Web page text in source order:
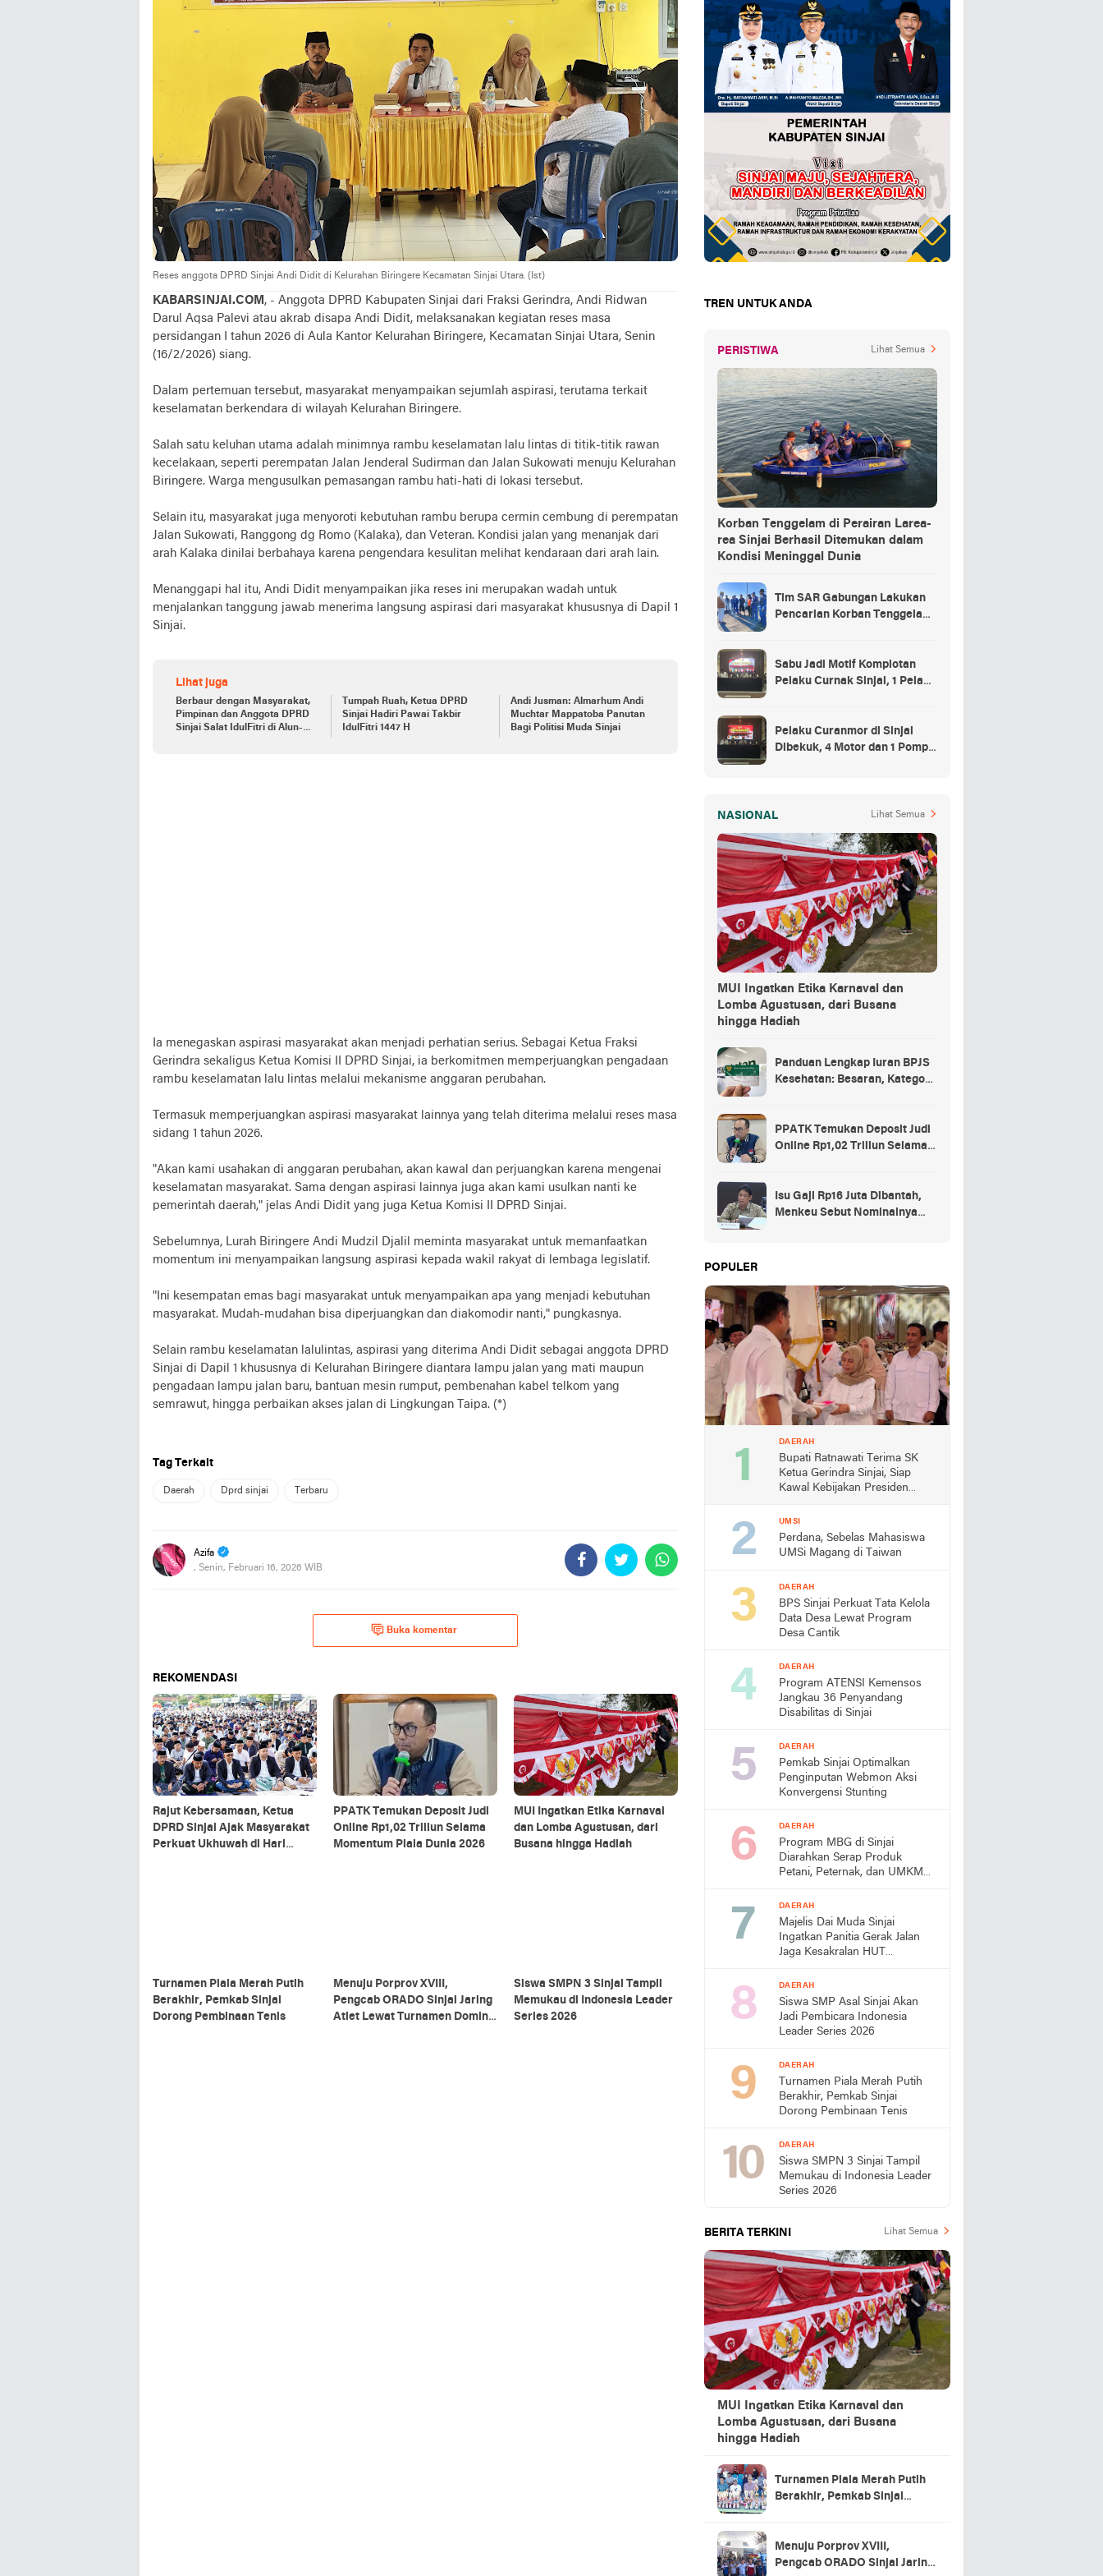
Reses anggota DPRD Sinjai Andi Didit di Kelurahan Biringere Kecamatan Sinjai Utara. (Ist)
KABARSINJAI.COM, - Anggota DPRD Kabupaten Sinjai dari Fraksi Gerindra, Andi Ridwan
Darul Aqsa Palevi atau akrab disapa Andi Didit, melaksanakan kegiatan reses masa
persidangan I tahun 2026 di Aula Kantor Kelurahan Biringere, Kecamatan Sinjai Utara, Senin
(16/2/2026) siang.
Dalam pertemuan tersebut, masyarakat menyampaikan sejumlah aspirasi, terutama terkait
keselamatan berkendara di wilayah Kelurahan Biringere.
Salah satu keluhan utama adalah minimnya rambu keselamatan lalu lintas di titik-titik rawan
kecelakaan, seperti perempatan Jalan Jenderal Sudirman dan Jalan Sukowati menuju Kelurahan
Biringere. Warga mengusulkan pemasangan rambu hati-hati di lokasi tersebut.
Selain itu, masyarakat juga menyoroti kebutuhan rambu berupa cermin cembung di perempatan
Jalan Sukowati, Ranggong dg Romo (Kalaka), dan Veteran. Kondisi jalan yang menanjak dari
arah Kalaka dinilai berbahaya karena pengendara kesulitan melihat kendaraan dari arah lain.
Menanggapi hal itu, Andi Didit menyampaikan jika reses ini merupakan wadah untuk
menjalankan tanggung jawab menerima langsung aspirasi dari masyarakat khususnya di Dapil 1
Sinjai.
Lihat juga
Berbaur dengan Masyarakat,
Pimpinan dan Anggota DPRD
Sinjai Salat IdulFitri di Alun-
Tumpah Ruah, Ketua DPRD
Sinjai Hadiri Pawai Takbir
IdulFitri 1447 H
Andi Jusman: Almarhum Andi
Muchtar Mappatoba Panutan
Bagi Politisi Muda Sinjai
Ia menegaskan aspirasi masyarakat akan menjadi perhatian serius. Sebagai Ketua Fraksi
Gerindra sekaligus Ketua Komisi II DPRD Sinjai, ia berkomitmen memperjuangkan pengadaan
rambu keselamatan lalu lintas melalui mekanisme anggaran perubahan.
Termasuk memperjuangkan aspirasi masyarakat lainnya yang telah diterima melalui reses masa
sidang 1 tahun 2026.
"Akan kami usahakan di anggaran perubahan, akan kawal dan perjuangkan karena mengenai
keselamatan masyarakat. Sama dengan aspirasi lainnya juga akan kami usulkan nanti ke
pemerintah daerah," jelas Andi Didit yang juga Ketua Komisi II DPRD Sinjai.
Sebelumnya, Lurah Biringere Andi Mudzil Djalil meminta masyarakat untuk memanfaatkan
momentum ini menyampaikan langsung aspirasi kepada wakil rakyat di lembaga legislatif.
"Ini kesempatan emas bagi masyarakat untuk menyampaikan apa yang menjadi kebutuhan
masyarakat. Mudah-mudahan bisa diperjuangkan dan diakomodir nanti," pungkasnya.
Selain rambu keselamatan lalulintas, aspirasi yang diterima Andi Didit sebagai anggota DPRD
Sinjai di Dapil 1 khususnya di Kelurahan Biringere diantara lampu jalan yang mati maupun
pengadaan lampu jalan baru, bantuan mesin rumput, pembenahan kabel telkom yang
semrawut, hingga perbaikan akses jalan di Lingkungan Taipa. (*)
Tag Terkait
Daerah Dprd sinjai Terbaru
Azifa
, Senin, Februari 16, 2026 WIB
Buka komentar
REKOMENDASI
Rajut Kebersamaan, Ketua
DPRD Sinjai Ajak Masyarakat
Perkuat Ukhuwah di Hari
PPATK Temukan Deposit Judi
Online Rp1,02 Triliun Selama
Momentum Piala Dunia 2026
MUI Ingatkan Etika Karnaval
dan Lomba Agustusan, dari
Busana hingga Hadiah
Turnamen Piala Merah Putih
Berakhir, Pemkab Sinjai
Dorong Pembinaan Tenis
Menuju Porprov XVIII,
Pengcab ORADO Sinjai Jaring
Atlet Lewat Turnamen Domino
Siswa SMPN 3 Sinjai Tampil
Memukau di Indonesia Leader
Series 2026
TREN UNTUK ANDA
PERISTIWA Lihat Semua
Korban Tenggelam di Perairan Larea-
rea Sinjai Berhasil Ditemukan dalam
Kondisi Meninggal Dunia
Tim SAR Gabungan Lakukan
Pencarian Korban Tenggelam
Sabu Jadi Motif Komplotan
Pelaku Curnak Sinjai, 1 Pelaku
Pelaku Curanmor di Sinjai
Dibekuk, 4 Motor dan 1 Pompa
NASIONAL Lihat Semua
MUI Ingatkan Etika Karnaval dan
Lomba Agustusan, dari Busana
hingga Hadiah
Panduan Lengkap Iuran BPJS
Kesehatan: Besaran, Kategori
PPATK Temukan Deposit Judi
Online Rp1,02 Triliun Selama
Isu Gaji Rp16 Juta Dibantah,
Menkeu Sebut Nominalnya
POPULER
DAERAH
Bupati Ratnawati Terima SK
Ketua Gerindra Sinjai, Siap
Kawal Kebijakan Presiden
UMSI
Perdana, Sebelas Mahasiswa
UMSi Magang di Taiwan
DAERAH
BPS Sinjai Perkuat Tata Kelola
Data Desa Lewat Program
Desa Cantik
DAERAH
Program ATENSI Kemensos
Jangkau 36 Penyandang
Disabilitas di Sinjai
DAERAH
Pemkab Sinjai Optimalkan
Penginputan Webmon Aksi
Konvergensi Stunting
DAERAH
Program MBG di Sinjai
Diarahkan Serap Produk
Petani, Peternak, dan UMKM
DAERAH
Majelis Dai Muda Sinjai
Ingatkan Panitia Gerak Jalan
Jaga Kesakralan HUT
DAERAH
Siswa SMP Asal Sinjai Akan
Jadi Pembicara Indonesia
Leader Series 2026
DAERAH
Turnamen Piala Merah Putih
Berakhir, Pemkab Sinjai
Dorong Pembinaan Tenis
DAERAH
Siswa SMPN 3 Sinjai Tampil
Memukau di Indonesia Leader
Series 2026
BERITA TERKINI Lihat Semua
MUI Ingatkan Etika Karnaval dan
Lomba Agustusan, dari Busana
hingga Hadiah
Turnamen Piala Merah Putih
Berakhir, Pemkab Sinjai
Menuju Porprov XVIII,
Pengcab ORADO Sinjai Jaring